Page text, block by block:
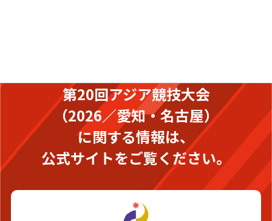
第20回アジア競技大会
（2026／愛知・名古屋）
に関する情報は、
公式サイトをご覧ください。